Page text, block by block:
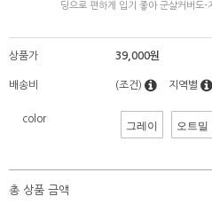
딩으로 편하게 입기 좋아 군살커버도
상품가 39,000원
배송비 (조건) 지역별
color 그레이 오트밀
총 상품 금액